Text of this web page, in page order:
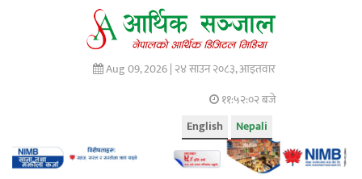
Aug 09, 2026 | २४ साउन २०८३, आइतवार
११:५२:०३ बजे
Nepali
English